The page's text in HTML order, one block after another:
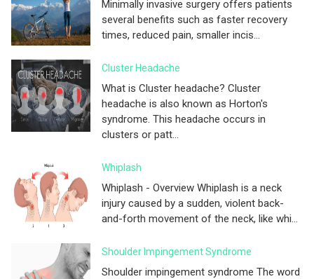
Minimally invasive surgery offers patients
several benefits such as faster recovery
times, reduced pain, smaller incis...
Cluster Headache
What is Cluster headache? Cluster
headache is also known as Horton's
syndrome. This headache occurs in
clusters or patt...
Whiplash
Whiplash - Overview Whiplash is a neck
injury caused by a sudden, violent back-
and-forth movement of the neck, like whi...
Shoulder Impingement Syndrome
Shoulder impingement syndrome The word